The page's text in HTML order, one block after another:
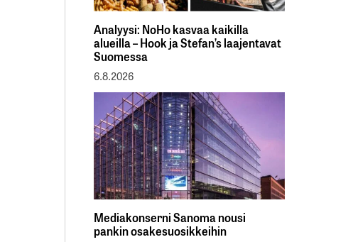
Analyysi: NoHo kasvaa kaikilla
alueilla – Hook ja Stefan’s laajentavat
Suomessa
6.8.2026
Mediakonserni Sanoma nousi
pankin osakesuosikkeihin